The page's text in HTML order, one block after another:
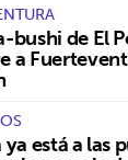
bushi de El
a
está a las